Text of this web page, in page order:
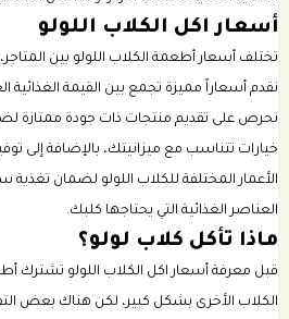
أسعار اكل الكلاب اللولو
تختلف أسعار أطعمة الكلاب اللولو بين المتاجر،
نقدم أسعاراً مميزة تجمع بين القيمة الغذائية
نحرص على تقديم منتجات ذات جودة ممتازة
خيارات تتناسب مع ميزانيتك، بالإضافة إلى
الأعمار المختلفة للكلاب اللولو لضمان
العناصر الغذائية التي يحتاجها كلبك.
ماذا تأكل كلاب لولو؟
قبل معرفة أسعار اكل الكلاب اللولو تشترك
الكلاب الأخرى بشكل كبير، لكن هناك بعض